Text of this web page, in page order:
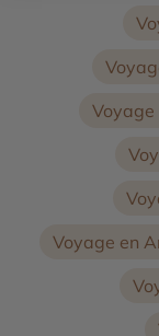
Voyage
Voyage en